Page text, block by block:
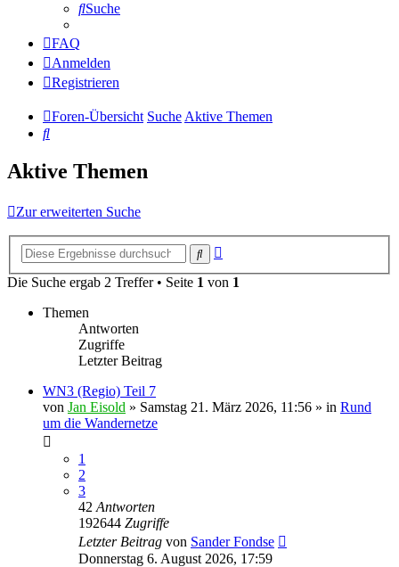
Suche
FAQ
Anmelden
Registrieren
Foren-Übersicht SucheAktive Themen
Suche
Aktive Themen
Zur erweiterten Suche
Suche
Die Suche ergab 2 Treffer • Seite 1 von 1
Themen
Antworten
Zugriffe
Letzter Beitrag
WN3 (Regio) Teil 7
von Jan Eisold » Samstag 21. März 2026, 11:56 » in Rund
um die Wandernetze
1
2
3
42 Antworten
192644 Zugriffe
Letzter Beitrag von Sander Fondse
Donnerstag 6. August 2026, 17:59